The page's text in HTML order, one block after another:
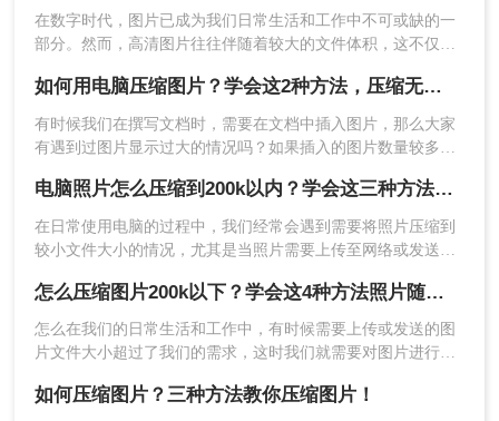
换。
3、压缩完成，可以直接对比压缩前后的大小，是不
是小了很多呢。压缩效果也可以打开文件查看哦。
好啦！今天关于“电脑图片如何压缩大小”的内容分
享就到这啦~
度。因此，学会在电脑上批量压缩图片，既能优化存储资源，
又能提升工作效率。本文将详细介绍电脑如何批量压缩图片方
在数字时代，图片已成为我们日常生活和工作中不可或缺的一
部分。然而，高清图片往往伴随着较大的文件体积，这不仅会
学会图片怎么压缩大小变得尤为重要。本文将详细介绍几种常
用的图片压缩方法，帮助您轻松减小图片文件的大小。
如何用电脑压缩图片？学会这2种方法，压缩无损图片
有时候我们在撰写文档时，需要在文档中插入图片，那么大家
有遇到过图片显示过大的情况吗？如果插入的图片数量较多，
电脑照片怎么压缩到200k以内？学会这三种方法就够用了！
在日常使用电脑的过程中，我们经常会遇到需要将照片压缩到
较小文件大小的情况，尤其是当照片需要上传至网络或发送电
电脑照片怎么压缩到200k以内呢？本文将为您提供一系列实用
的方法和步骤，帮助您轻松地将电脑中的照片压缩到200k以
内。
怎么压缩图片200k以下？学会这4种方法照片随意压缩!！
怎么在我们的日常生活和工作中，有时候需要上传或发送的图
片文件大小超过了我们的需求，这时我们就需要对图片进行压
法，旨在将图片大小压缩到200k以下。
如何压缩图片？三种方法教你压缩图片！